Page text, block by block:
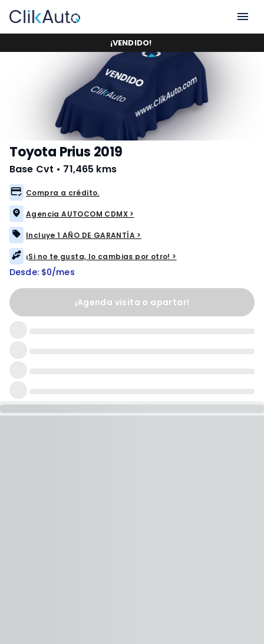
¡VENDIDO!
Toyota Prius 2019
Base Cvt • 71,465 kms
Compra a crédito.
Agencia AUTOCOM CDMX >
Incluye 1 AÑO DE GARANTÍA >
¡Si no te gusta, lo cambias por otro! >
Desde: $0/mes
¡Agenda visita o apartar!